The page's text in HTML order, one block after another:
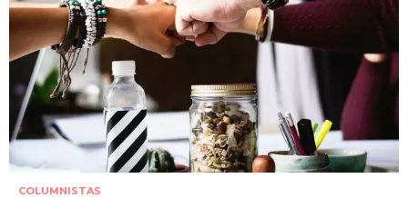
COLUMNISTAS